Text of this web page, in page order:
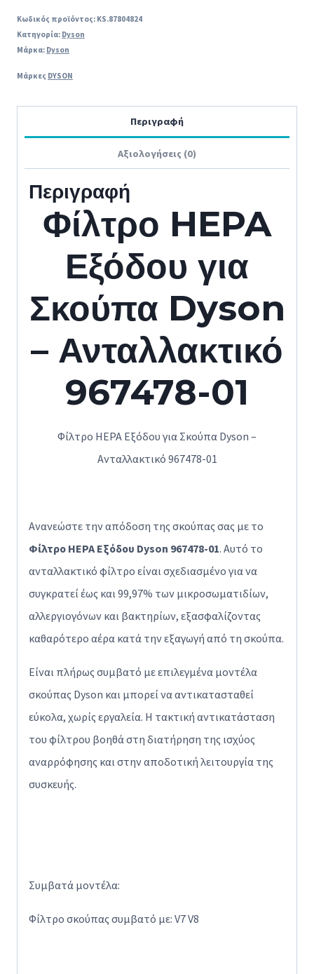
Κωδικός προϊόντος: KS.87804824
Κατηγορία: Dyson
Μάρκα: Dyson
Μάρκες DYSON
Περιγραφή
Αξιολογήσεις (0)
Περιγραφή
Φίλτρο HEPA
Εξόδου για
Σκούπα Dyson
– Ανταλλακτικό
967478-01
Φίλτρο HEPA Εξόδου για Σκούπα Dyson –
Ανταλλακτικό 967478-01
Ανανεώστε την απόδοση της σκούπας σας με το
Φίλτρο HEPA Εξόδου Dyson 967478-01. Αυτό το
ανταλλακτικό φίλτρο είναι σχεδιασμένο για να
συγκρατεί έως και 99,97% των μικροσωματιδίων,
αλλεργιογόνων και βακτηρίων, εξασφαλίζοντας
καθαρότερο αέρα κατά την εξαγωγή από τη σκούπα.
Είναι πλήρως συμβατό με επιλεγμένα μοντέλα
σκούπας Dyson και μπορεί να αντικατασταθεί
εύκολα, χωρίς εργαλεία. Η τακτική αντικατάσταση
του φίλτρου βοηθά στη διατήρηση της ισχύος
αναρρόφησης και στην αποδοτική λειτουργία της
συσκευής.
Συμβατά μοντέλα:
Φίλτρο σκούπας συμβατό με: V7 V8